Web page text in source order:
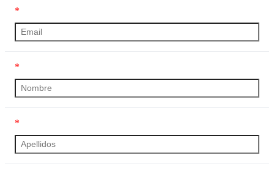
*
*
*